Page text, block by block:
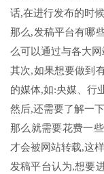
话,在进行发布的时
那么,发稿平台有哪
么可以通过与各大网
其次,如果想要做到
的媒体,如:央媒、行
然后,还需要了解一
那么就需要花费一
才会被网站转载,这
发稿平台认为,想要